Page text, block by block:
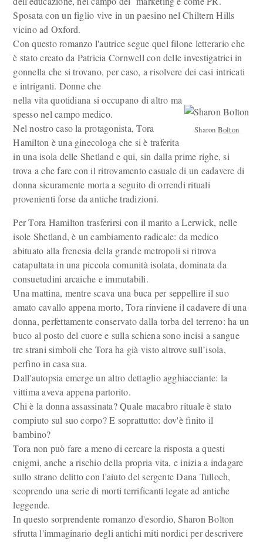
Sposata con un figlio vive in un paesino nel Chiltern Hills
vicino ad Oxford.
Con questo romanzo l'autrice segue quel filone letterario che
è stato creato da Patricia Cornwell con delle investigatrici in
gonnella che si trovano, per caso, a risolvere dei casi intricati
e intriganti. Donne che
Sharon Bolton
nella vita quotidiana si occupano di altro ma
spesso nel campo medico.
Nel nostro caso la protagonista, Tora
Hamilton è una ginecologa che si è traferita
in una isola delle Shetland e qui, sin dalla prime righe, si
trova a che fare con il ritrovamento casuale di un cadavere di
donna sicuramente morta a seguito di orrendi rituali
provenienti forse da antiche tradizioni.
Per Tora Hamilton trasferirsi con il marito a Lerwick, nelle
isole Shetland, è un cambiamento radicale: da medico
abituato alla frenesia della grande metropoli si ritrova
catapultata in una piccola comunità isolata, dominata da
consuetudini arcaiche e immutabili.
Una mattina, mentre scava una buca per seppellire il suo
amato cavallo appena morto, Tora rinviene il cadavere di una
donna, perfettamente conservato dalla torba del terreno: ha un
buco al posto del cuore e sulla schiena sono incisi a sangue
tre strani simboli che Tora ha già visto altrove sull’isola,
perfino in casa sua.
Dall'autopsia emerge un altro dettaglio agghiacciante: la
vittima aveva appena partorito.
Chi è la donna assassinata? Quale macabro rituale è stato
compiuto sul suo corpo? E soprattutto: dov'è finito il
bambino?
Tora non può fare a meno di cercare la risposta a questi
enigmi, anche a rischio della propria vita, e inizia a indagare
sullo strano delitto con l'aiuto del sergente Dana Tulloch,
scoprendo una serie di morti terrificanti legate ad antiche
leggende.
In questo sorprendente romanzo d'esordio, Sharon Bolton
sfrutta l'immaginario degli antichi miti nordici per descrivere